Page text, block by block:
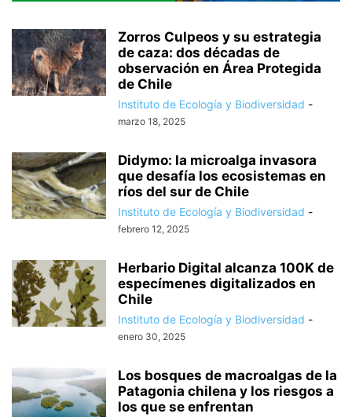
Zorros Culpeos y su estrategia
de caza: dos décadas de
observación en Área Protegida
de Chile
Instituto de Ecología y Biodiversidad -
marzo 18, 2025
Didymo: la microalga invasora
que desafía los ecosistemas en
ríos del sur de Chile
Instituto de Ecología y Biodiversidad -
febrero 12, 2025
Herbario Digital alcanza 100K de
especímenes digitalizados en
Chile
Instituto de Ecología y Biodiversidad -
enero 30, 2025
Los bosques de macroalgas de la
Patagonia chilena y los riesgos a
los que se enfrentan